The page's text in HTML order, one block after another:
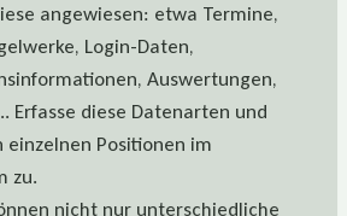
angewiesen: etwa Termine,
Login-Daten,
Auswertungen,
Erfasse diese Datenarten und
einzelnen Positionen im
zu.
nicht nur unterschiedliche